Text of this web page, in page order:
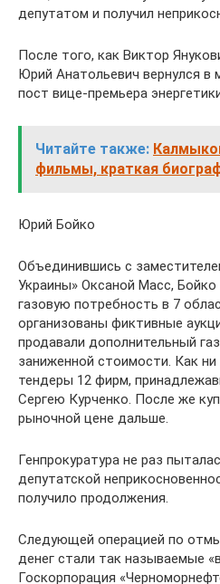
депутатом и получил
После того, как Виктор
Юрий Анатольевич вернулся в
пост вице-премьера
Читайте также:
фильмы, краткая
Юрий Бойко
Объединившись с
Украины» Оксаной Масс,
газовую потребность в 7
организованы фиктивные
продавали дополнительный
заниженной стоимости. Как ни
тендеры 12 фирм,
Сергею Курченко. После же
рыночной цене дальше.
Генпрокуратура не раз
депутатской
получило продолжения.
Следующей операцией по
денег стали так называемые
Госкорпорация